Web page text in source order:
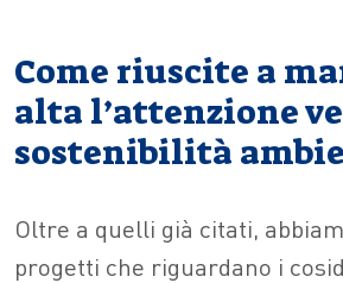
Come riuscite a
alta l’attenzione
sostenibilità
Oltre a quelli già citati,
progetti che riguardano i